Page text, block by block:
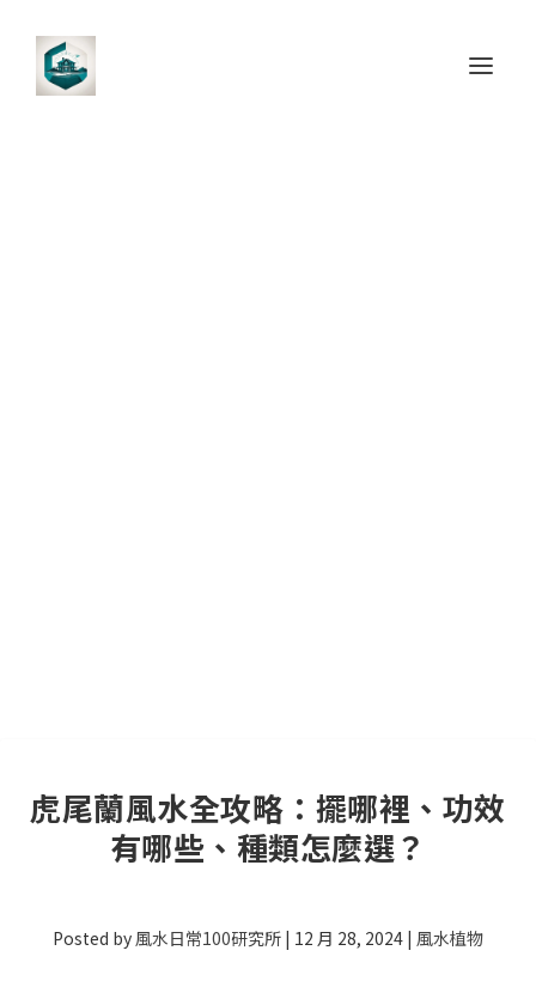
虎尾蘭風水全攻略：擺哪裡、功效
有哪些、種類怎麼選？
Posted by風水日常100研究所 | 12 月 28, 2024 | 風水植物